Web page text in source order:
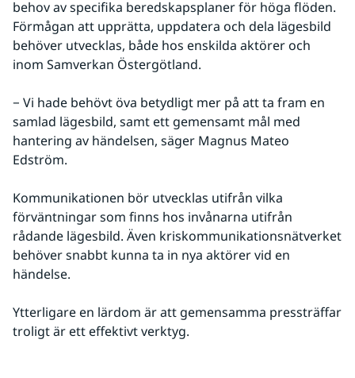
behov av specifika beredskapsplaner för höga flöden.
Förmågan att upprätta, uppdatera och dela lägesbild
behöver utvecklas, både hos enskilda aktörer och
inom Samverkan Östergötland.
− Vi hade behövt öva betydligt mer på att ta fram en
samlad lägesbild, samt ett gemensamt mål med
hantering av händelsen, säger Magnus Mateo
Edström.
Kommunikationen bör utvecklas utifrån vilka
förväntningar som finns hos invånarna utifrån
rådande lägesbild. Även kriskommunikationsnätverket
behöver snabbt kunna ta in nya aktörer vid en
händelse.
Ytterligare en lärdom är att gemensamma pressträffar
troligt är ett effektivt verktyg.